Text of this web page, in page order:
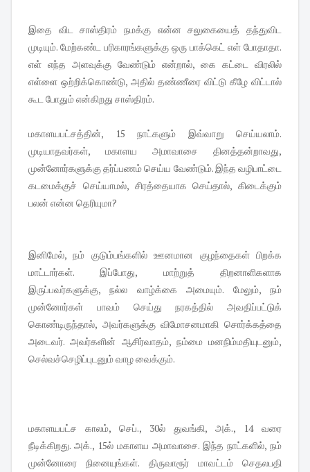
இதை விட சாஸ்திரம் நமக்கு என்ன சலுகையைத் தந்துவிட
முடியும். மேற்கண்ட பரிகாரங்களுக்கு ஒரு பாக்கெட் எள் போதாதா.
எள் எந்த அளவுக்கு வேண்டும் என்றால், கை கட்டை விரலில்
எள்ளை ஒற்றிக்கொண்டு, அதில் தண்ணீரை விட்டு கீழே விட்டால்
கூட போதும் என்கிறது சாஸ்திரம்.
மகாளயபட்சத்தின், 15 நாட்களும் இவ்வாறு செய்யலாம்.
முடியாதவர்கள், மகாளய அமாவாசை தினத்தன்றாவது,
முன்னோர்களுக்கு தர்ப்பணம் செய்ய வேண்டும். இந்த வழிபாட்டை
கடமைக்குச் செய்யாமல், சிரத்தையாக செய்தால், கிடைக்கும்
பலன் என்ன தெரியுமா?
இனிமேல், நம் குடும்பங்களில் ஊனமான குழந்தைகள் பிறக்க
மாட்டார்கள். இப்போது, மாற்றுத் திறனாளிகளாக
இருப்பவர்களுக்கு, நல்ல வாழ்க்கை அமையும். மேலும், நம்
முன்னோர்கள் பாவம் செய்து நரகத்தில் அவதிப்பட்டுக்
கொண்டிருந்தால், அவர்களுக்கு விமோசனமாகி சொர்க்கத்தை
அடைவர். அவர்களின் ஆசிர்வாதம், நம்மை மனநிம்மதியுடனும்,
செல்வச்செழிப்புடனும் வாழ வைக்கும்.
மகாளயபட்ச காலம், செப்., 30ல் துவங்கி, அக்., 14 வரை
நீடிக்கிறது. அக்., 15ல் மகாளய அமாவாசை. இந்த நாட்களில், நம்
முன்னோரை நினையுங்கள். திருவாரூர் மாவட்டம் செதலபதி